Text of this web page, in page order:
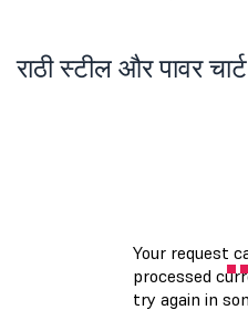
राठी स्टील और पावर चार्ट